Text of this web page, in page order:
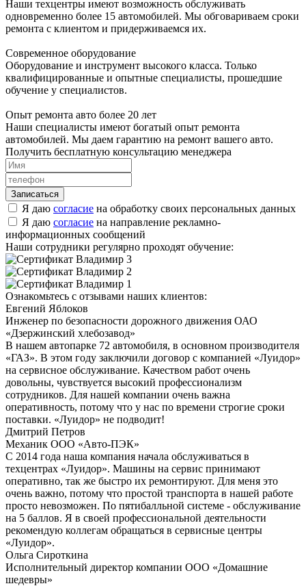
Наши техцентры имеют возможность обслуживать
одновременно более 15 автомобилей. Мы обговариваем сроки
ремонта с клиентом и придерживаемся их.
Современное оборудование
Оборудование и инструмент высокого класса. Только
квалифицированные и опытные специалисты, прошедшие
обучение у специалистов.
Опыт ремонта авто более 20 лет
Наши специалисты имеют богатый опыт ремонта
автомобилей. Мы даем гарантию на ремонт вашего авто.
Получить бесплатную консультацию менеджера
Я даю согласие на обработку своих персональных данных
Я даю согласие на направление рекламно-
информационных сообщений
Наши сотрудники регулярно проходят обучение:
Ознакомьтесь с отзывами наших клиентов:
Евгений Яблоков
Инженер по безопасности дорожного движения ОАО
«Дзержинский хлебозавод»
В нашем автопарке 72 автомобиля, в основном производителя
«ГАЗ». В этом году заключили договор с компанией «Луидор»
на сервисное обслуживание. Качеством работ очень
довольны, чувствуется высокий профессионализм
сотрудников. Для нашей компании очень важна
оперативность, потому что у нас по времени строгие сроки
поставки. «Луидор» не подводит!
Дмитрий Петров
Механик ООО «Авто-ПЭК»
С 2014 года наша компания начала обслуживаться в
техцентрах «Луидор». Машины на сервис принимают
оперативно, так же быстро их ремонтируют. Для меня это
очень важно, потому что простой транспорта в нашей работе
просто невозможен. По пятибалльной системе - обслуживание
на 5 баллов. Я в своей профессиональной деятельности
рекомендую коллегам обращаться в сервисные центры
«Луидор».
Ольга Сироткина
Исполнительный директор компании ООО «Домашние
шедевры»